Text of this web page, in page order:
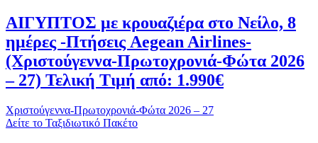
ΑΙΓΥΠΤΟΣ με κρουαζιέρα στο Νείλο, 8
ημέρες -Πτήσεις Aegean Airlines-
(Χριστούγεννα-Πρωτοχρονιά-Φώτα 2026
– 27) Τελική Τιμή από: 1.990€
Χριστούγεννα-Πρωτοχρονιά-Φώτα 2026 – 27
Δείτε το Ταξιδιωτικό Πακέτο